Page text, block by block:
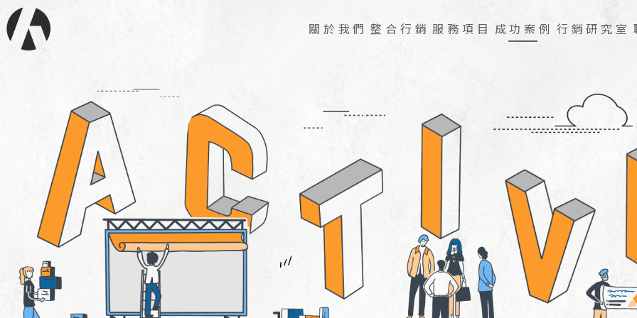
關於我們 整合行銷 服務項目 成功案例 行銷研究室